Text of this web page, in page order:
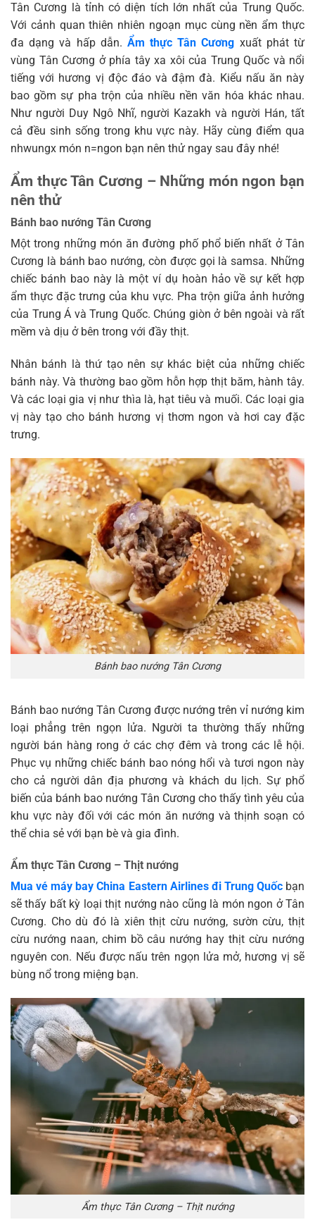
Tân Cương là tỉnh có diện tích lớn nhất của Trung Quốc.
Với cảnh quan thiên nhiên ngoạn mục cùng nền ẩm thực
đa dạng và hấp dẫn. Ẩm thực Tân Cương xuất phát từ
vùng Tân Cương ở phía tây xa xôi của Trung Quốc và nổi
tiếng với hương vị độc đáo và đậm đà. Kiểu nấu ăn này
bao gồm sự pha trộn của nhiều nền văn hóa khác nhau.
Như người Duy Ngô Nhĩ, người Kazakh và người Hán, tất
cả đều sinh sống trong khu vực này. Hãy cùng điểm qua
nhwungx món n=ngon bạn nên thử ngay sau đây nhé!
Ẩm thực Tân Cương – Những món ngon bạn
nên thử
Bánh bao nướng Tân Cương
Một trong những món ăn đường phố phổ biến nhất ở Tân
Cương là bánh bao nướng, còn được gọi là samsa. Những
chiếc bánh bao này là một ví dụ hoàn hảo về sự kết hợp
ẩm thực đặc trưng của khu vực. Pha trộn giữa ảnh hưởng
của Trung Á và Trung Quốc. Chúng giòn ở bên ngoài và rất
mềm và dịu ở bên trong với đầy thịt.
Nhân bánh là thứ tạo nên sự khác biệt của những chiếc
bánh này. Và thường bao gồm hỗn hợp thịt băm, hành tây.
Và các loại gia vị như thìa là, hạt tiêu và muối. Các loại gia
vị này tạo cho bánh hương vị thơm ngon và hơi cay đặc
trưng.
Bánh bao nướng Tân Cương
Bánh bao nướng Tân Cương được nướng trên vỉ nướng kim
loại phẳng trên ngọn lửa. Người ta thường thấy những
người bán hàng rong ở các chợ đêm và trong các lễ hội.
Phục vụ những chiếc bánh bao nóng hổi và tươi ngon này
cho cả người dân địa phương và khách du lịch. Sự phổ
biến của bánh bao nướng Tân Cương cho thấy tình yêu của
khu vực này đối với các món ăn nướng và thịnh soạn có
thể chia sẻ với bạn bè và gia đình.
Ẩm thực Tân Cương – Thịt nướng
Mua vé máy bay China Eastern Airlines đi Trung Quốcbạn
sẽ thấy bất kỳ loại thịt nướng nào cũng là món ngon ở Tân
Cương. Cho dù đó là xiên thịt cừu nướng, sườn cừu, thịt
cừu nướng naan, chim bồ câu nướng hay thịt cừu nướng
nguyên con. Nếu được nấu trên ngọn lửa mở, hương vị sẽ
bùng nổ trong miệng bạn.
Ẩm thực Tân Cương – Thịt nướng